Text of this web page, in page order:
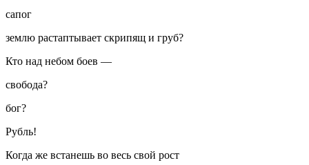
сапог
землю растаптывает скрипящ и груб?
Кто над небом боев —
свобода?
бог?
Рубль!
Когда же встанешь во весь свой рост